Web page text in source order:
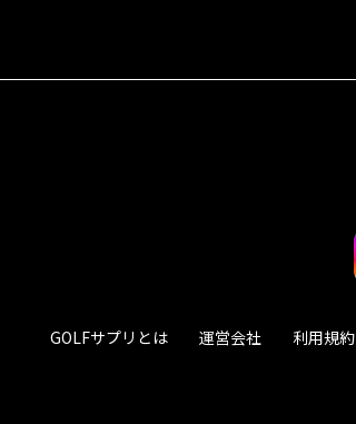
GOLFサプリとは 運営会社 利用規約